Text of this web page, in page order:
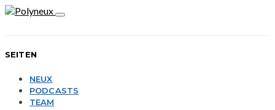
SEITEN
NEUX
PODCASTS
TEAM